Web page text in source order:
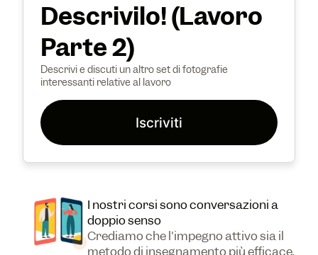
Descrivilo! (Lavoro
Parte 2)
Descrivi e discuti un altro set di fotografie
interessanti relative al lavoro
Iscriviti
I nostri corsi sono conversazioni a
doppio senso
Crediamo che l'impegno attivo sia il
metodo di insegnamento più efficace.